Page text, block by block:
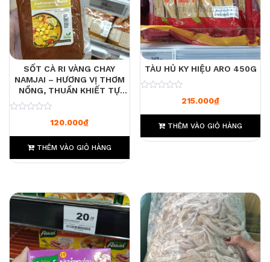
SỐT CÀ RI VÀNG CHAY
NAMJAI – HƯƠNG VỊ THƠM
NỒNG, THUẦN KHIẾT TỰ
NHIÊN / COMBO 3
120.000₫
THÊM VÀO GIỎ HÀNG
TÀU HỦ KY HIỆU ARO 450G
215.000₫
THÊM VÀO GIỎ HÀNG